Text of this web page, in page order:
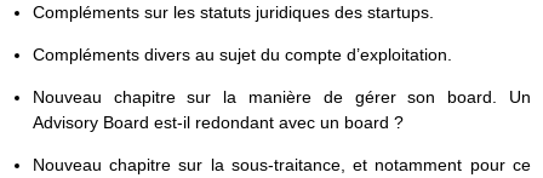
Compléments sur les statuts juridiques des startups.
Compléments divers au sujet du compte d’exploitation.
Nouveau chapitre sur la manière de gérer son board. Un
Advisory Board est-il redondant avec un board ?
Nouveau chapitre sur la sous-traitance, et notamment pour ce